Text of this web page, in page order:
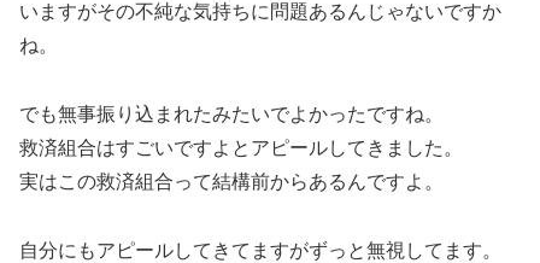
いますがその不純な気持ちに問題あるんじゃないですか
ね。
でも無事振り込まれたみたいでよかったですね。
救済組合はすごいですよとアピールしてきました。
実はこの救済組合って結構前からあるんですよ。
自分にもアピールしてきてますがずっと無視してます。